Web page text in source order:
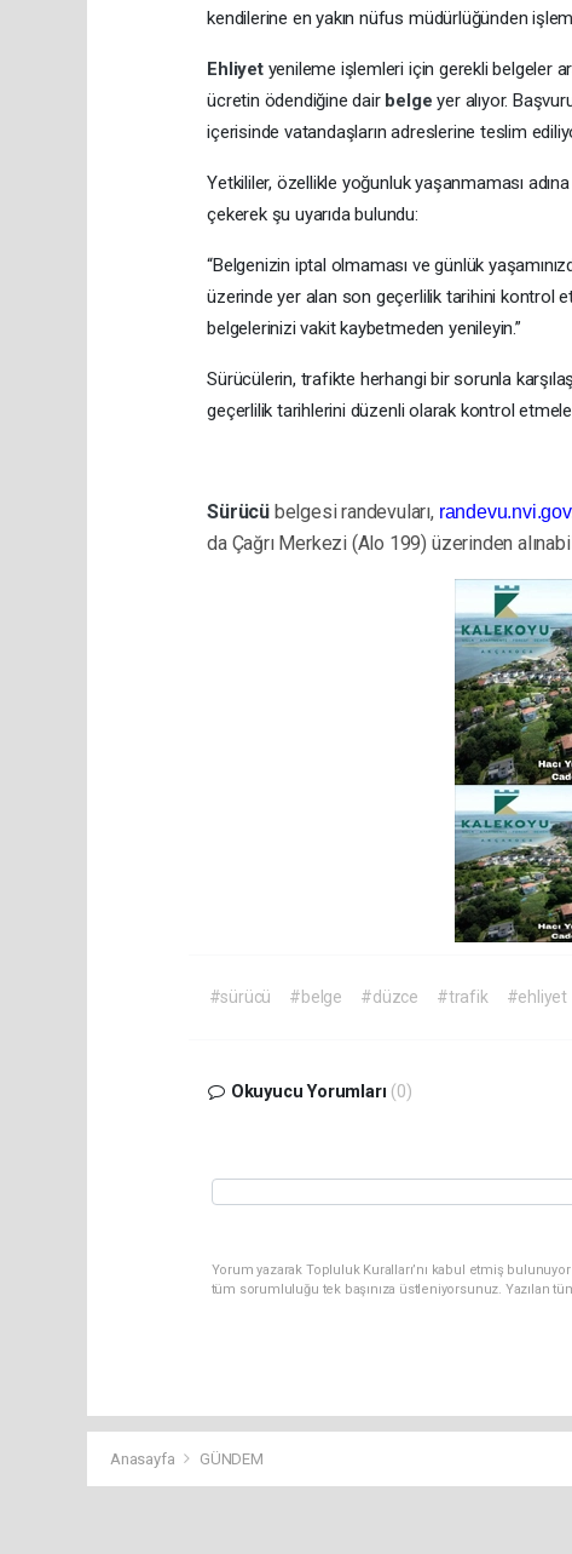
kendilerine en yakın nüfus müdürlüğünden
Ehliyet yenileme işlemleri için gerekli belgeler
ücretin ödendiğine dair belgeyer alıyor.
içerisinde vatandaşların adreslerine teslim
Yetkililer, özellikle yoğunluk yaşanmaması
çekerek şu uyarıda bulundu:
“Belgenizin iptal olmaması ve günlük
üzerinde yer alan son geçerlilik tarihini kontrol
belgelerinizi vakit kaybetmeden yenileyin.”
Sürücülerin, trafikte herhangi bir sorunla
geçerlilik tarihlerini düzenli olarak kontrol
Sürücü belgesi randevuları,
da Çağrı Merkezi (Alo 199) üzerinden
#sürücü #belge #düzce #trafik #ehliyet
Okuyucu Yorumları (0)
Yorum yazarak Topluluk Kuralları’nı kabul etmiş
tüm sorumluluğu tek başınıza üstleniyorsunuz. Yazılan
Anasayfa GÜNDEM